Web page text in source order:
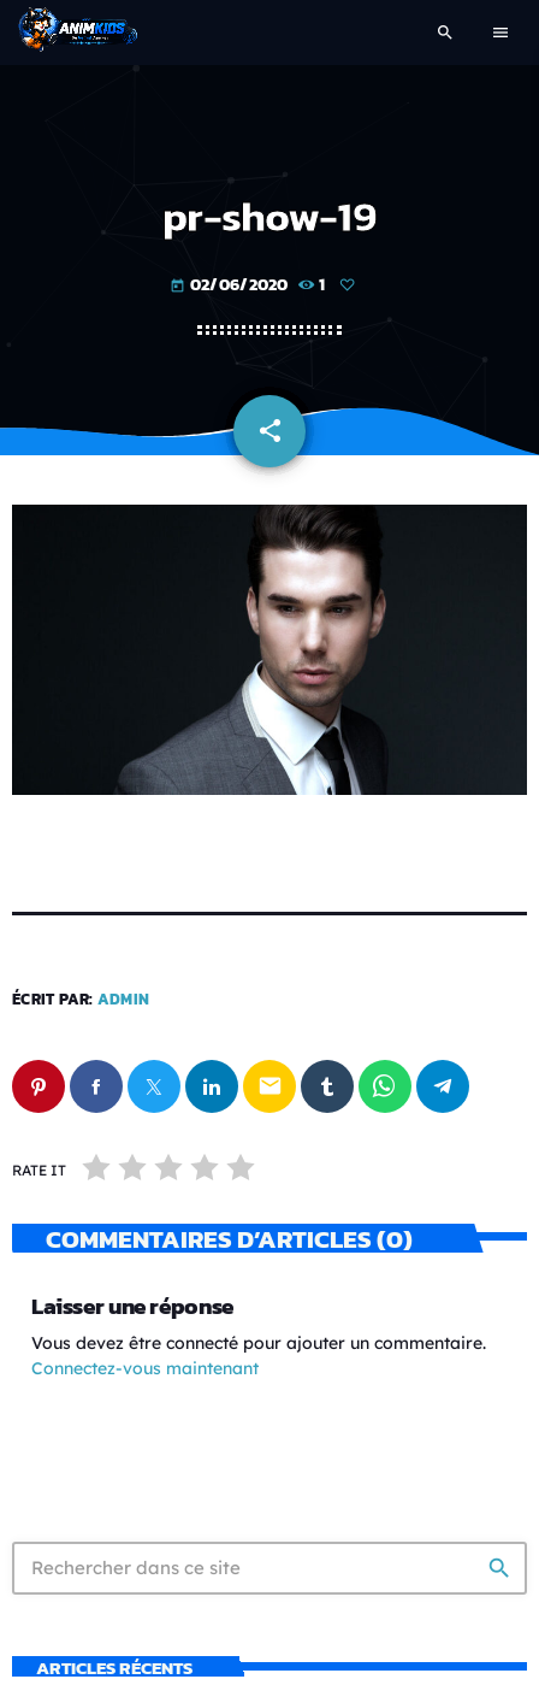
search menu
pr-show-19
today 02/06/2020 1
share
email
ÉCRIT PAR: ADMIN
email
RATE IT
COMMENTAIRES D’ARTICLES (0)
Laisser une réponse
Vous devez être connecté pour ajouter un commentaire.
Connectez-vous maintenant
search
ARTICLES RÉCENTS